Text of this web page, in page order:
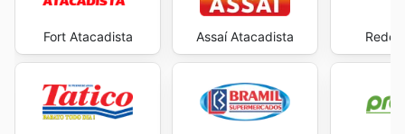
Fort Atacadista Assaí Atacadista Rede